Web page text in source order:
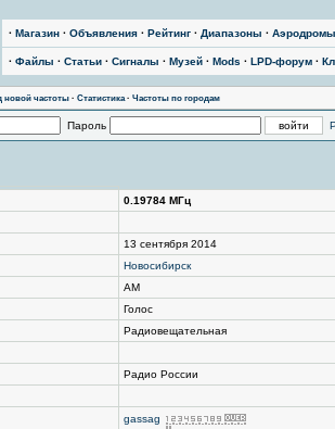
· Магазин · Объявления · Рейтинг · Диапазоны · Аэродромы
· Файлы · Статьи · Сигналы · Музей · Mods · LPD-форум ·
новой частоты· Статистика· Частоты по городам
Пароль
0.19784 МГц
13 сентября 2014
Новосибирск
AM
Голос
Радиовещательная
Радио России
gassag